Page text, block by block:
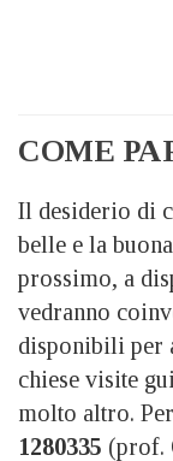
COME
Il desiderio di
belle e la
prossimo, a
vedranno
disponibili per
chiese visite
molto altro.
1280335 (prof.